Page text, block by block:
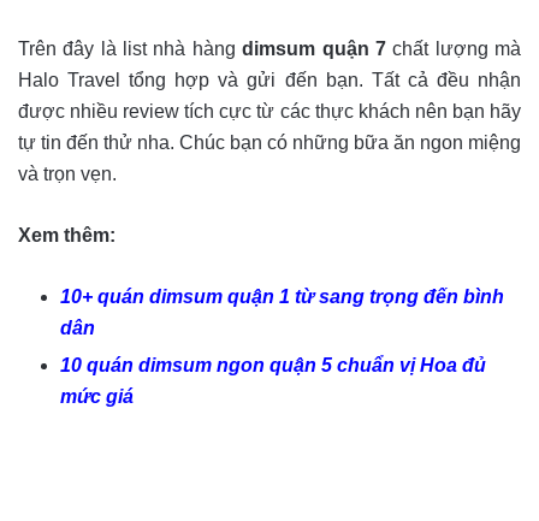
Trên đây là list nhà hàngdimsum quận 7chất lượng mà
Halo Travel tổng hợp và gửi đến bạn. Tất cả đều nhận
được nhiều review tích cực từ các thực khách nên bạn hãy
tự tin đến thử nha. Chúc bạn có những bữa ăn ngon miệng
và trọn vẹn.
Xem thêm:
10+ quán dimsum quận 1 từ sang trọng đến bình
dân
10 quán dimsum ngon quận 5 chuẩn vị Hoa đủ
mức giá